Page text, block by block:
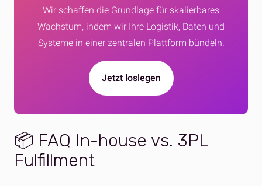
Wir schaffen die Grundlage für skalierbares
Wachstum, indem wir Ihre Logistik, Daten und
Systeme in einer zentralen Plattform bündeln.
Jetzt loslegen
📦 FAQ In-house vs. 3PL
Fulfillment